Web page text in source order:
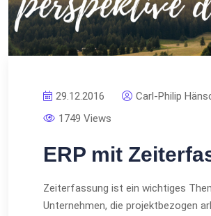
29.12.2016
Carl-Philip
1749 Views
ERP mit
Zeiterfassung ist ein wichtiges
Unternehmen, die projektbezogen